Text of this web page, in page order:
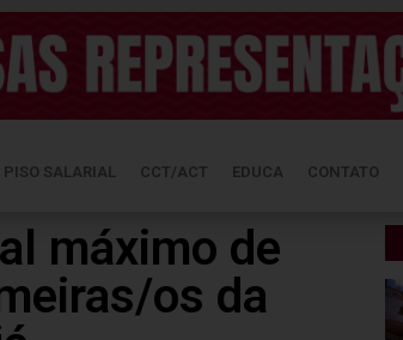
PISO SALARIAL CCT/ACT EDUCA CONTATO
máximo de
os da